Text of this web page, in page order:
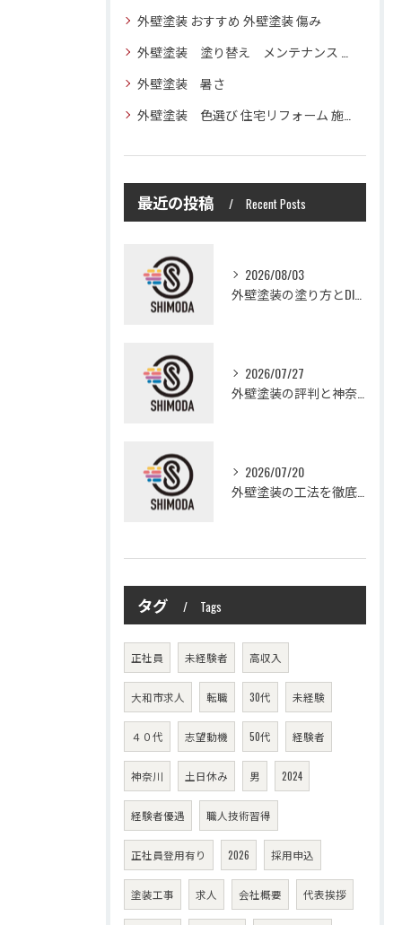
外壁塗装 おすすめ 外壁塗装 傷み
外壁塗装 塗り替え メンテナンス 住宅塗装
外壁塗装 暑さ
外壁塗装 色選び 住宅リフォーム 施工技術
最近の投稿 Recent Posts
2026/08/03
2026/07/27
2026/07/20
タグ Tags
正社員 未経験者 高収入
大和市求人 転職 30代 未経験
４０代 志望動機 50代 経験者
神奈川 土日休み 男 2024
経験者優遇 職人技術習得
正社員登用有り 2026 採用申込
塗装工事 求人 会社概要 代表挨拶